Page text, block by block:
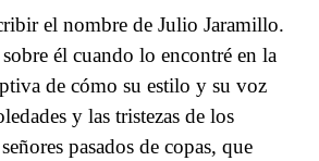
el nombre de Julio Jaramillo.
él cuando lo encontré en la
de cómo su estilo y su voz
y las tristezas de los
pasados de copas, que